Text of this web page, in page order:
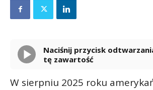
Naciśnij przycisk odtwarzania, aby odsłuchać
tę zawartość
W sierpniu 2025 roku